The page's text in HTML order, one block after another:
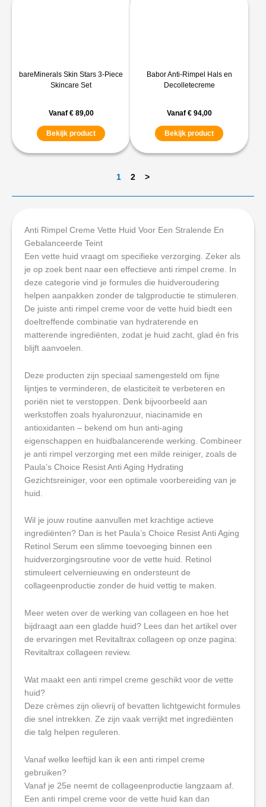
bareMinerals Skin Stars 3-Piece
Skincare Set
Vanaf €89,00
Bekijk product
Babor Anti-Rimpel Hals en
Decolletecreme
Vanaf €94,00
Bekijk product
1 2 >
Anti Rimpel Creme Vette Huid Voor Een Stralende En
Gebalanceerde Teint
Een vette huid vraagt om specifieke verzorging. Zeker als
je op zoek bent naar een effectieve anti rimpel creme. In
deze categorie vind je formules die huidveroudering
helpen aanpakken zonder de talgproductie te stimuleren.
De juiste anti rimpel creme voor de vette huid biedt een
doeltreffende combinatie van hydraterende en
matterende ingrediënten, zodat je huid zacht, glad én fris
blijft aanvoelen.
Deze producten zijn speciaal samengesteld om fijne
lijntjes te verminderen, de elasticiteit te verbeteren en
poriën niet te verstoppen. Denk bijvoorbeeld aan
werkstoffen zoals hyaluronzuur, niacinamide en
antioxidanten – bekend om hun anti-aging
eigenschappen en huidbalancerende werking. Combineer
je anti rimpel verzorging met een milde reiniger, zoals de
Paula’s Choice Resist Anti Aging Hydrating
Gezichtsreiniger, voor een optimale voorbereiding van je
huid.
Wil je jouw routine aanvullen met krachtige actieve
ingrediënten? Dan is het Paula’s Choice Resist Anti Aging
Retinol Serum een slimme toevoeging binnen een
huidverzorgingsroutine voor de vette huid. Retinol
stimuleert celvernieuwing en ondersteunt de
collageenproductie zonder de huid vettig te maken.
Meer weten over de werking van collageen en hoe het
bijdraagt aan een gladde huid? Lees dan het artikel over
de ervaringen met Revitaltrax collageen op onze pagina:
Revitaltrax collageen review.
Wat maakt een anti rimpel creme geschikt voor de vette
huid?
Deze crèmes zijn olievrij of bevatten lichtgewicht formules
die snel intrekken. Ze zijn vaak verrijkt met ingrediënten
die talg helpen reguleren.
Vanaf welke leeftijd kan ik een anti rimpel creme
gebruiken?
Vanaf je 25e neemt de collageenproductie langzaam af.
Een anti rimpel creme voor de vette huid kan dan